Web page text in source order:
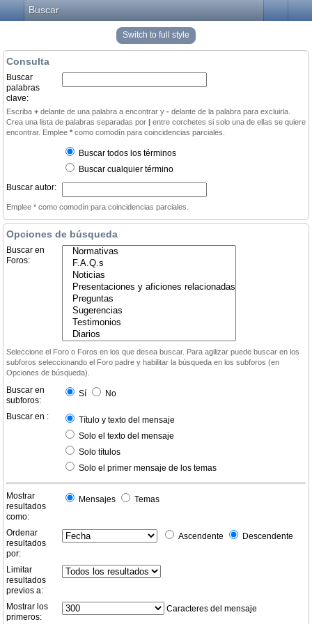
Buscar
Switch to full style
Consulta
Buscar
palabras
clave:
Escriba + delante de una palabra a encontrar y - delante de la palabra para excluirla.
Crea una lista de palabras separadas por | entre corchetes si solo una de ellas se quiere
encontrar. Emplee * como comodín para coincidencias parciales.
Buscar todos los términos
Buscar cualquier término
Buscar autor:
Emplee * como comodín para coincidencias parciales.
Opciones de búsqueda
Buscar en
Foros:
Seleccione el Foro o Foros en los que desea buscar. Para agilizar puede buscar en los
subforos seleccionando el Foro padre y habilitar la búsqueda en los subforos (en
Opciones de búsqueda).
Buscar en
subforos:
Sí No
Buscar en :
Título y texto del mensaje
Solo el texto del mensaje
Solo títulos
Solo el primer mensaje de los temas
Mostrar
resultados
como:
Mensajes Temas
Ordenar
resultados
por:
Ascendente Descendente
Limitar
resultados
previos a:
Mostrar los
primeros:
Caracteres del mensaje